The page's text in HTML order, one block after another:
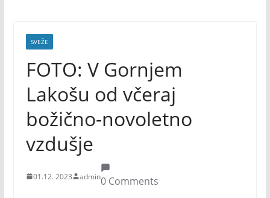
SVEŽE
FOTO: V Gornjem
Lakošu od včeraj
božično-novoletno
vzdušje
01.12. 2023 admin0 Comments